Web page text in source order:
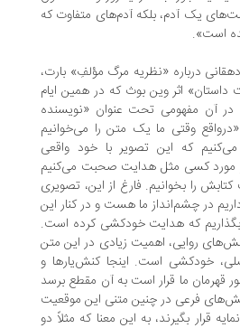
آدم، بلکه آدم‌های متفاوت که
«نظریه مرگ مؤلفِ» بارت،
اثر وین بوث که در همین ایام
در آن مفهومی تحت عنوان «نویسنده
ما یک متن را می‌خوانیم
که این تصویر با خود واقعی
کسی مثل هدایت صحبت می‌کنیم
بخوانیم. فارغ از این، تصویری
چشم‌انداز ما هست و در کنار این
که هدایت خودکشی کرده است.
روایی، اهمیت زیادی در این متن
است. اینجا کنش‌یارها و
ما قرار است به آن مقطع برسد
در چنین متنی این موقعیت
بگیرند، به این معنا که مثلاً دو